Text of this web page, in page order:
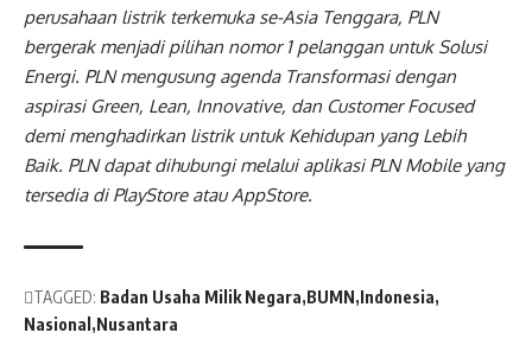
perusahaan listrik terkemuka se-Asia Tenggara, PLN
bergerak menjadi pilihan nomor 1 pelanggan untuk Solusi
Energi. PLN mengusung agenda Transformasi dengan
aspirasi Green, Lean, Innovative, dan Customer Focused
demi menghadirkan listrik untuk Kehidupan yang Lebih
Baik. PLN dapat dihubungi melalui aplikasi PLN Mobile yang
tersedia di PlayStore atau AppStore.
TAGGED: Badan Usaha Milik Negara BUMN Indonesia
Nasional Nusantara